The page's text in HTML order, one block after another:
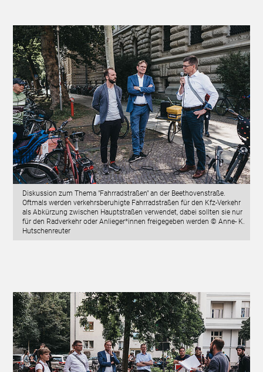
Diskussion zum Thema "Fahrradstraßen" an der Beethovenstraße.
Oftmals werden verkehrsberuhigte Fahrradstraßen für den Kfz-Verkehr
als Abkürzung zwischen Hauptstraßen verwendet, dabei sollten sie nur
für den Radverkehr oder Anlieger*innen freigegeben werden © Anne- K.
Hutschenreuter